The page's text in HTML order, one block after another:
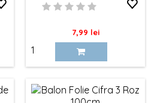
Pret
7,99 lei